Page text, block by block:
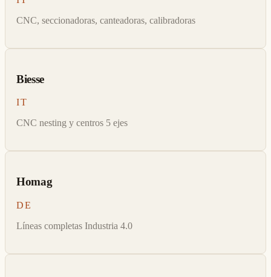
CNC, seccionadoras, canteadoras, calibradoras
Biesse
IT
CNC nesting y centros 5 ejes
Homag
DE
Líneas completas Industria 4.0